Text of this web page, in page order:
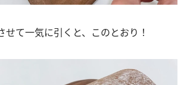
せて一気に引くと、このとおり！